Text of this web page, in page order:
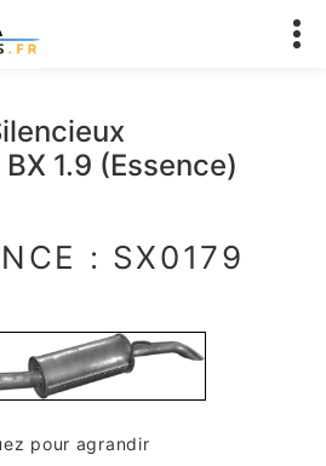
BX 1.9 (Essence)
: SX0179
pour agrandir